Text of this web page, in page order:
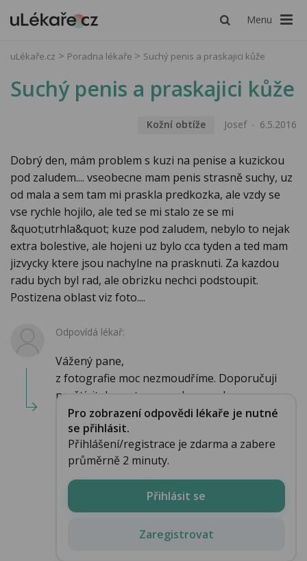
Menu
uLékaře.cz Poradna lékaře Suchý penis a praskajici kůže
Suchý penis a praskajici kůže
Kožní obtíže Josef 6.5.2016
Dobrý den, mám problem s kuzi na penise a kuzickou
pod zaludem.... vseobecne mam penis strasně suchy, uz
od mala a sem tam mi praskla predkozka, ale vzdy se
vse rychle hojilo, ale ted se mi stalo ze se mi
&quot;utrhla&quot; kuze pod zaludem, nebylo to nejak
extra bolestive, ale hojeni uz bylo cca tyden a ted mam
jizvycky ktere jsou nachylne na prasknuti. Za kazdou
radu bych byl rad, ale obrizku nechci podstoupit.
Postizena oblast viz foto....
Odpovídá lékař:
Vážený pane,
z fotografie moc nezmoudříme. Doporučuji
navštívit dermatovenerologa, nebo uro...
Pro zobrazení odpovědi lékaře je nutné
se přihlásit.
Přihlášení/registrace je zdarma a zabere
průměrně 2 minuty.
Přihlásit se
Zaregistrovat